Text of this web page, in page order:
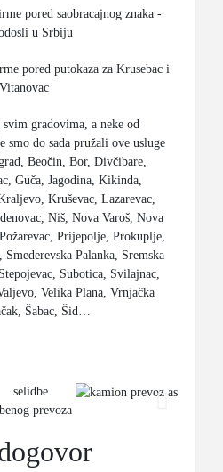
gradovima, a neke od
smo do sada pružali ove usluge
Beočin, Bor, Divčibare,
Guča, Jagodina, Kikinda,
Kruševac, Lazarevac,
Niš, Nova Varoš, Nova
Prijepolje, Prokuplje,
Palanka, Sremska
Subotica, Svilajnac,
Velika Plana, Vrnjačka
Šabac, Šid…